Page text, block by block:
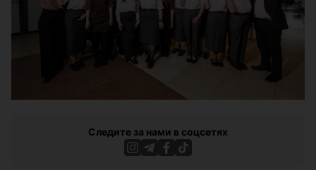
Следите за нами в соцсетях